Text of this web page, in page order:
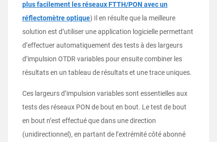
plus facilement les réseaux FTTH/PON avec un
réflectomètre optique) Il en résulte que la meilleure
solution est d’utiliser une application logicielle permettant
d’effectuer automatiquement des tests à des largeurs
d’impulsion OTDR variables pour ensuite combiner les
résultats en un tableau de résultats et une trace uniques.
Ces largeurs d’impulsion variables sont essentielles aux
tests des réseaux PON de bout en bout. Le test de bout
en bout n’est effectué que dans une direction
(unidirectionnel), en partant de l’extrémité côté abonné